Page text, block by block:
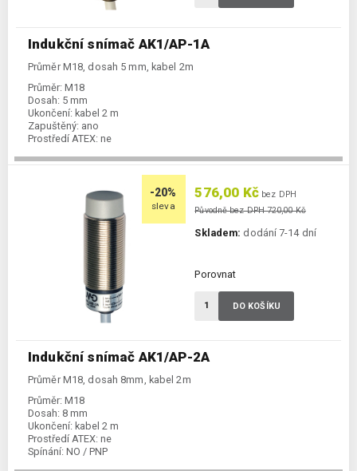
Indukční snímač AK1/AP-1A
Průměr M18, dosah 5 mm, kabel 2m
Průměr: M18
Dosah: 5 mm
Ukončení: kabel 2 m
Zapuštěný: ano
Prostředí ATEX: ne
-20%
sleva
Indukční snímač AK1/AP-2A
Průměr M18, dosah 8mm, kabel 2m
Průměr: M18
Dosah: 8 mm
Ukončení: kabel 2 m
Prostředí ATEX: ne
Spínání: NO / PNP
576,00 Kč bez DPH
Původně bez DPH 720,00 Kč
Skladem: dodání 7-14 dní
Porovnat
DO KOŠÍKU